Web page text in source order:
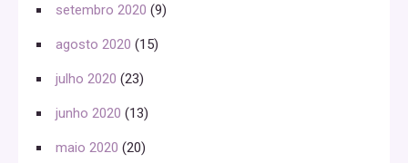
setembro 2020 (9)
agosto 2020 (15)
julho 2020 (23)
junho 2020 (13)
maio 2020 (20)